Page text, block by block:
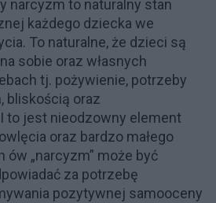
narcyzm to naturalny stan
każdego dziecka we
To naturalne, że dzieci są
sobie oraz własnych
tj. pożywienie, potrzeby
bliskością oraz
to jest nieodzowny element
oraz bardzo małego
ów „narcyzm” może być
za potrzebę
pozytywnej samooceny